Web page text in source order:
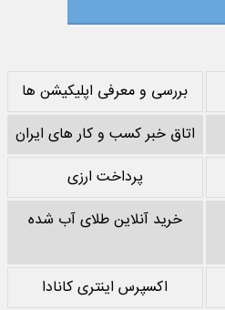
بررسی و معرفی اپلیکیشن ها
اتاق خبر کسب و کار های ایران
پرداخت ارزی
خرید آنلاین طلای آب شده
اکسپرس اینتری کانادا